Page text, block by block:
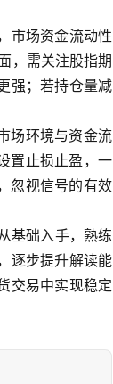
市场资金流动性
，需关注股指期
强；若持仓量减
场环境与资金流
置止损止盈，一
忽视信号的有效
基础入手，熟练
逐步提升解读能
交易中实现稳定